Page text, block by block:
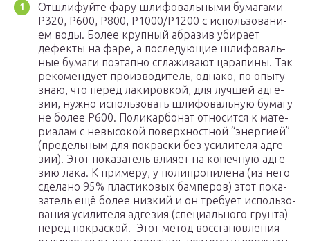
Отшли­фуй­те фару шли­фо­валь­ны­ми бума­га­ми
P320, P600, P800, P1000/P1200 с исполь­зо­ва­ни­
ем воды. Более круп­ный абра­зив уби­ра­ет
дефек­ты на фаре, а после­ду­ю­щие шли­фо­валь­
ные бума­ги поэтап­но сгла­жи­ва­ют цара­пи­ны. Так
реко­мен­ду­ет про­из­во­ди­тель, одна­ко, по опы­ту
знаю, что перед лаки­ров­кой, для луч­шей адге­
зии, нуж­но исполь­зо­вать шли­фо­валь­ную бума­гу
не более P600. Поли­кар­бо­нат отно­сит­ся к мате­
ри­а­лам с невы­со­кой поверх­ност­ной “энер­ги­ей”
(пре­дель­ным для покрас­ки без уси­ли­те­ля адге­
зии). Этот пока­за­тель вли­я­ет на конеч­ную адге­
зию лака. К при­ме­ру, у поли­про­пи­ле­на (из него
сде­ла­но 95% пла­сти­ко­вых бам­пе­ров) этот пока­
за­тель ещё более низ­кий и он тре­бу­ет исполь­зо­
ва­ния уси­ли­те­ля адге­зия (спе­ци­аль­но­го грун­та)
перед покрас­кой. Этот метод вос­ста­нов­ле­ния